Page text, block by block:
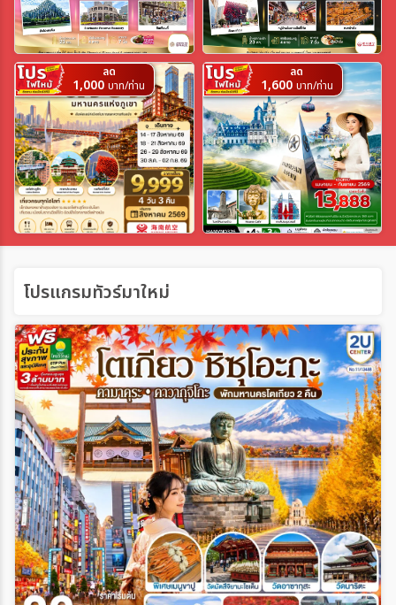
เฉพาะเทศกาล
ระหว่าง
ค้นหา
ลด
1,000 บาท/ท่าน
ลด
1,600 บาท/ท่าน
โปรแกรมทัวร์มาใหม่